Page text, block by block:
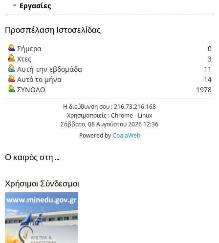
Εργασίες
Προσπέλαση Ιστοσελίδας
Σήμερα
0
Χτες
3
Αυτή την εβδομάδα
11
Αυτό το μήνα
14
ΣΥΝΟΛΟ
1978
H διεύθυνση σου : 216.73.216.168
Χρησιμοποιείς : Chrome - Linux
Σάββατο, 08 Αυγούστου 2026 12:36
Powered byCoalaWeb
Ο καιρός στη ...
Χρήσιμοι Σύνδεσμοι